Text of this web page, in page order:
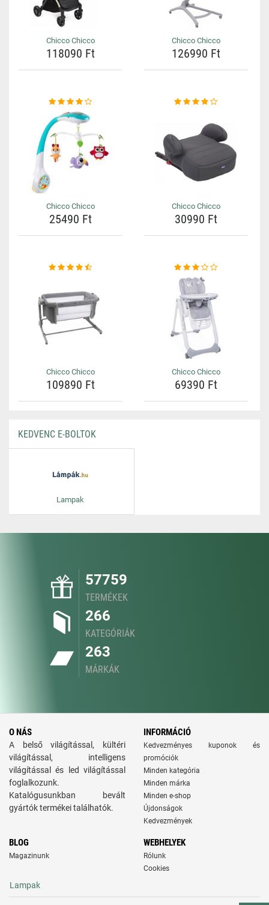
Chicco Chicco
118090 Ft
Chicco Chicco
126990 Ft
Chicco Chicco
25490 Ft
Chicco Chicco
30990 Ft
Chicco Chicco
109890 Ft
Chicco Chicco
69390 Ft
KEDVENC E-BOLTOK
Lampak
57759
TERMÉKEK
266
KATEGÓRIÁK
263
MÁRKÁK
O NÁS
A belső világítással, kültéri
világítással, intelligens
világítással és led világítással
foglalkozunk.
Katalógusunkban bevált
gyártók termékei találhatók.
INFORMÁCIÓ
Kedvezményes kuponok és
promóciók
Minden kategória
Minden márka
Minden e-shop
Újdonságok
Kedvezmények
BLOG
Magazinunk
WEBHELYEK
Rólunk
Cookies
Lampak